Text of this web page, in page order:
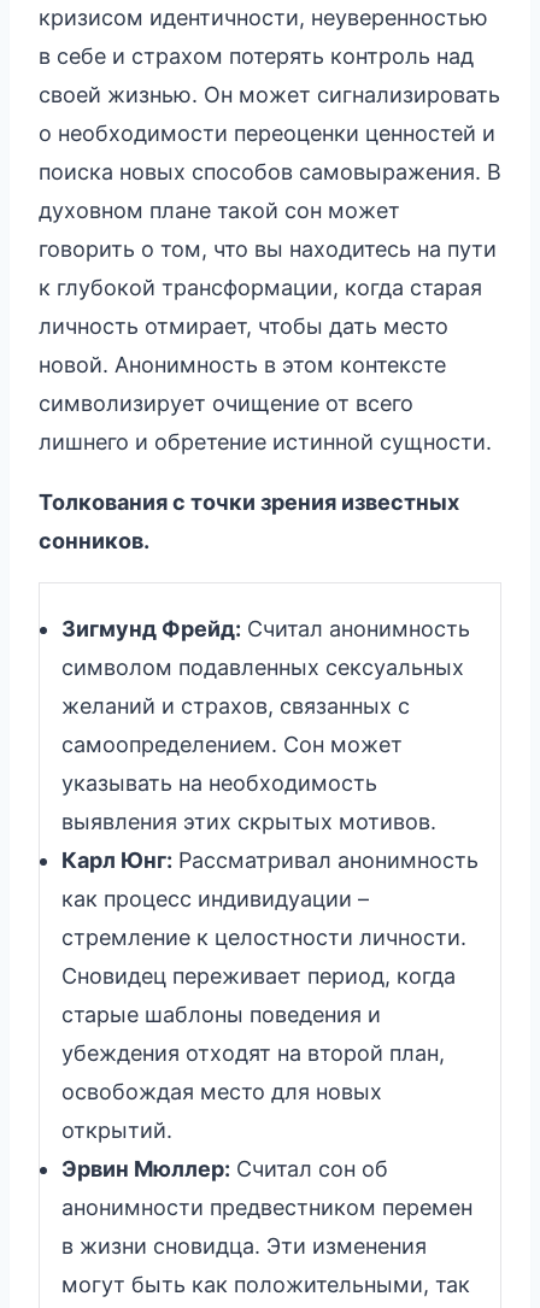
кризисом идентичности, неуверенностью
в себе и страхом потерять контроль над
своей жизнью. Он может сигнализировать
о необходимости переоценки ценностей и
поиска новых способов самовыражения. В
духовном плане такой сон может
говорить о том, что вы находитесь на пути
к глубокой трансформации, когда старая
личность отмирает, чтобы дать место
новой. Анонимность в этом контексте
символизирует очищение от всего
лишнего и обретение истинной сущности.
Толкования с точки зрения известных
сонников.
Зигмунд Фрейд: Считал анонимность
символом подавленных сексуальных
желаний и страхов, связанных с
самоопределением. Сон может
указывать на необходимость
выявления этих скрытых мотивов.
Карл Юнг: Рассматривал анонимность
как процесс индивидуации –
стремление к целостности личности.
Сновидец переживает период, когда
старые шаблоны поведения и
убеждения отходят на второй план,
освобождая место для новых
открытий.
Эрвин Мюллер: Считал сон об
анонимности предвестником перемен
в жизни сновидца. Эти изменения
могут быть как положительными, так